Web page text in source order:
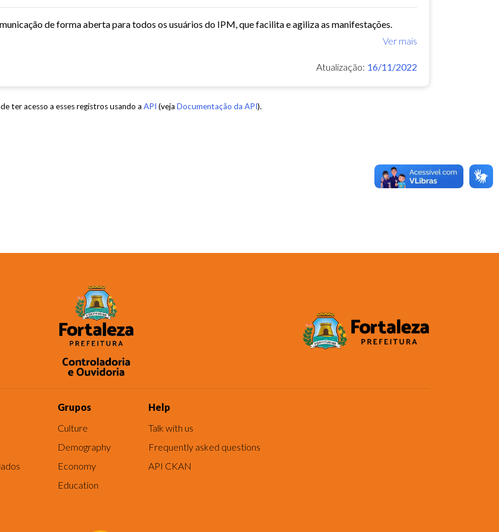
de forma aberta para todos os usuários do IPM, que facilita e agiliza as manifestações.
Ver mais
Atualização: 16/11/2022
ter acesso a esses registros usando a API (veja Documentação da API).
Grupos
Culture
Demography
Economy
Education
Help
Talk with us
Frequently asked questions
API CKAN